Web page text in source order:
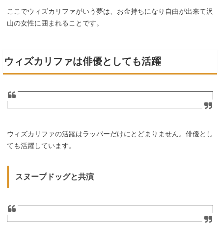
ここでウィズカリファがいう夢は、お金持ちになり自由が出来て沢
山の女性に囲まれることです。
ウィズカリファは俳優としても活躍
ウィズカリファの活躍はラッパーだけにとどまりません。俳優とし
ても活躍しています。
スヌープドッグと共演